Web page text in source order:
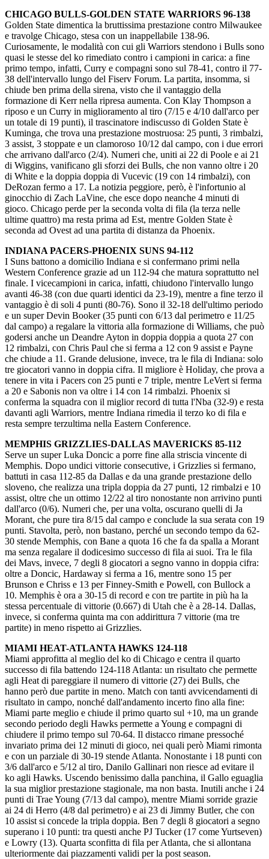
CHICAGO BULLS-GOLDEN STATE WARRIORS 96-138
Golden State dimentica la bruttissima prestazione contro Milwaukee
e travolge Chicago, stesa con un inappellabile 138-96.
Curiosamente, le modalità con cui gli Warriors stendono i Bulls sono
quasi le stesse del ko rimediato contro i campioni in carica: a fine
primo tempo, infatti, Curry e compagni sono sul 78-41, contro il 77-
38 dell'intervallo lungo del Fiserv Forum. La partita, insomma, si
chiude ben prima della sirena, visto che il vantaggio della
formazione di Kerr nella ripresa aumenta. Con Klay Thompson a
riposo e un Curry in miglioramento al tiro (7/15 e 4/10 dall'arco per
un totale di 19 punti), il trascinatore indiscusso di Golden State è
Kuminga, che trova una prestazione mostruosa: 25 punti, 3 rimbalzi,
3 assist, 3 stoppate e un clamoroso 10/12 dal campo, con i due errori
che arrivano dall'arco (2/4). Numeri che, uniti ai 22 di Poole e ai 21
di Wiggins, vanificano gli sforzi dei Bulls, che non vanno oltre i 20
di White e la doppia doppia di Vucevic (19 con 14 rimbalzi), con
DeRozan fermo a 17. La notizia peggiore, però, è l'infortunio al
ginocchio di Zach LaVine, che esce dopo neanche 4 minuti di
gioco. Chicago perde per la seconda volta di fila (la terza nelle
ultime quattro) ma resta prima ad Est, mentre Golden State è
seconda ad Ovest ad una partita di distanza da Phoenix.
INDIANA PACERS-PHOENIX SUNS 94-112
I Suns battono a domicilio Indiana e si confermano primi nella
Western Conference grazie ad un 112-94 che matura soprattutto nel
finale. I vicecampioni in carica, infatti, chiudono l'intervallo lungo
avanti 46-38 (con due quarti identici da 23-19), mentre a fine terzo il
vantaggio è di soli 4 punti (80-76). Sono il 32-18 dell'ultimo periodo
e un super Devin Booker (35 punti con 6/13 dal perimetro e 11/25
dal campo) a regalare la vittoria alla formazione di Williams, che può
godersi anche un Deandre Ayton in doppia doppia a quota 27 con
12 rimbalzi, con Chris Paul che si ferma a 12 con 9 assist e Payne
che chiude a 11. Grande delusione, invece, tra le fila di Indiana: solo
tre giocatori vanno in doppia cifra. Il migliore è Holiday, che prova a
tenere in vita i Pacers con 25 punti e 7 triple, mentre LeVert si ferma
a 20 e Sabonis non va oltre i 14 con 14 rimbalzi. Phoenix si
conferma la squadra con il miglior record di tutta l'Nba (32-9) e resta
davanti agli Warriors, mentre Indiana rimedia il terzo ko di fila e
resta sempre terzultima nella Eastern Conference.
MEMPHIS GRIZZLIES-DALLAS MAVERICKS 85-112
Serve un super Luka Doncic a porre fine alla striscia vincente di
Memphis. Dopo undici vittorie consecutive, i Grizzlies si fermano,
battuti in casa 112-85 da Dallas e da una grande prestazione dello
sloveno, che realizza una tripla doppia da 27 punti, 12 rimbalzi e 10
assist, oltre che un ottimo 12/22 al tiro nonostante non arrivino punti
dall'arco (0/6). Numeri che, per una volta, oscurano quelli di Ja
Morant, che pure tira 8/15 dal campo e conclude la sua serata con 19
punti. Stavolta, però, non bastano, perché un secondo tempo da 62-
30 stende Memphis, con Bane a quota 16 che fa da spalla a Morant
ma senza regalare il dodicesimo successo di fila ai suoi. Tra le fila
dei Mavs, invece, 7 degli 8 giocatori a segno vanno in doppia cifra:
oltre a Doncic, Hardaway si ferma a 16, mentre sono 15 per
Brunson e Chriss e 13 per Finney-Smith e Powell, con Bullock a
10. Memphis è ora a 30-15 di record e con tre partite in più ha la
stessa percentuale di vittorie (0.667) di Utah che è a 28-14. Dallas,
invece, si conferma quinta ma con addirittura 7 vittorie (ma tre
partite) in meno rispetto ai Grizzlies.
MIAMI HEAT-ATLANTA HAWKS 124-118
Miami approfitta al meglio del ko di Chicago e centra il quarto
successo di fila battendo 124-118 Atlanta: un risultato che permette
agli Heat di pareggiare il numero di vittorie (27) dei Bulls, che
hanno però due partite in meno. Match con tanti avvicendamenti di
risultato in campo, nonché dall'andamento incerto fino alla fine:
Miami parte meglio e chiude il primo quarto sul +10, ma un grande
secondo periodo degli Hawks permette a Young e compagni di
chiudere il primo tempo sul 70-64. Il distacco rimane pressoché
invariato prima dei 12 minuti di gioco, nei quali però Miami rimonta
e con un parziale di 30-19 stende Atlanta. Nonostante i 18 punti con
3/6 dall'arco e 5/12 al tiro, Danilo Gallinari non riesce ad evitare il
ko agli Hawks. Uscendo benissimo dalla panchina, il Gallo eguaglia
la sua miglior prestazione stagionale, ma non basta. Inutili anche i 24
punti di Trae Young (7/13 dal campo), mentre Miami sorride grazie
ai 24 di Herro (4/8 dal perimetro) e ai 23 di Jimmy Butler, che con
10 assist si concede la tripla doppia. Ben 7 degli 8 giocatori a segno
superano i 10 punti: tra questi anche PJ Tucker (17 come Yurtseven)
e Lowry (13). Quarta sconfitta di fila per Atlanta, che si allontana
ulteriormente dai piazzamenti validi per la post season.